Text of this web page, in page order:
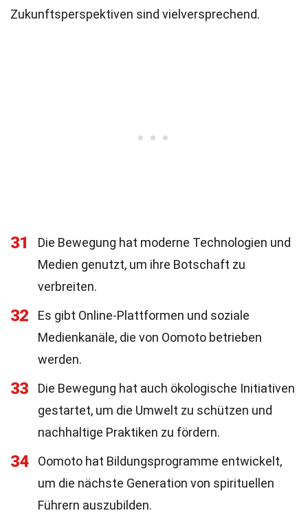
Zukunftsperspektiven sind vielversprechend.
31
Die Bewegung hat moderne Technologien und
Medien genutzt, um ihre Botschaft zu
verbreiten.
32
Es gibt Online-Plattformen und soziale
Medienkanäle, die von Oomoto betrieben
werden.
33
Die Bewegung hat auch ökologische Initiativen
gestartet, um die Umwelt zu schützen und
nachhaltige Praktiken zu fördern.
34
Oomoto hat Bildungsprogramme entwickelt,
um die nächste Generation von spirituellen
Führern auszubilden.